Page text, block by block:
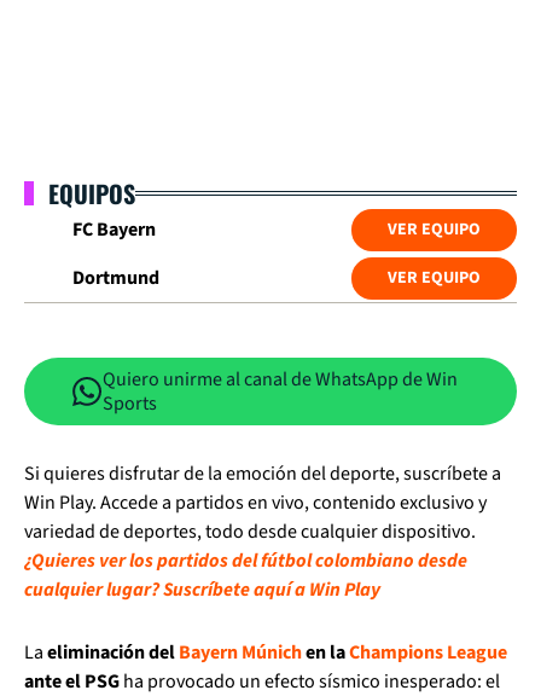
EQUIPOS
FC Bayern VER EQUIPO
Dortmund VER EQUIPO
Quiero unirme al canal de WhatsApp de Win
Sports
Si quieres disfrutar de la emoción del deporte, suscríbete a
Win Play. Accede a partidos en vivo, contenido exclusivo y
variedad de deportes, todo desde cualquier dispositivo.
¿Quieres ver los partidos del fútbol colombiano desde
cualquier lugar? Suscríbete aquí a Win Play
Laeliminación delBayern Múnichen laChampions League
ante el PSGha provocado un efecto sísmico inesperado: el